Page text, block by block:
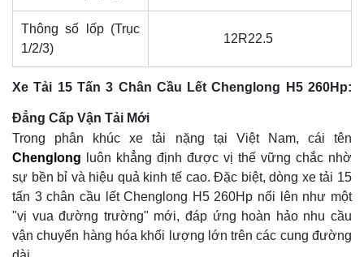
Thông số lốp (Trục
1/2/3)
12R22.5
Xe Tải 15 Tấn 3 Chân Cầu Lết Chenglong H5 260Hp:
Đẳng Cấp Vận Tải Mới
Trong phân khúc xe tải nặng tại Việt Nam, cái tên
Chenglong luôn khẳng định được vị thế vững chắc nhờ
sự bền bỉ và hiệu quả kinh tế cao. Đặc biệt, dòng xe tải 15
tấn 3 chân cầu lết Chenglong H5 260Hp nổi lên như một
"vị vua đường trường" mới, đáp ứng hoàn hảo nhu cầu
vận chuyển hàng hóa khối lượng lớn trên các cung đường